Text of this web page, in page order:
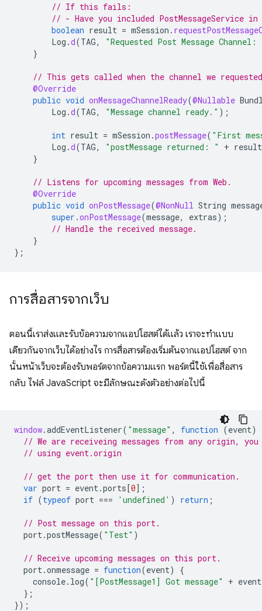
// If this fails:
// - Have you included PostMessageService
boolean result = mSession .
Log .d(TAG,
"Requested Post Message
}
// This gets called when the channel we
@Override
public void onMessageChannelReady(@Nullable
Log .d(TAG, "Message channel ready." );
int result = mSession .postMessage( "First
Log .d(TAG, "postMessage returned: " + result
}
// Listens for upcoming messages from Web.
@Override
public void onPostMessage(@NonNull String
super .onPostMessage(message, extras);
// Handle the received message.
}
};
การสื่อสารจากเว็บ
ตอนนี้เราส่งและรับข้อความจากแอปโฮสต์ได้แล้ว เราจะทำแบบ
เดียวกันจากเว็บได้อย่างไร การสื่อสารต้องเริ่มต้นจากแอปโฮสต์ จาก
นั้นหน้าเว็บจะต้องรับพอร์ตจากข้อความแรก พอร์ตนี้ใช้เพื่อสื่อสาร
กลับ ไฟล์ JavaScript จะมีลักษณะดังตัวอย่างต่อไปนี้
window.addEventListener( "message" , function (event)
// We are receiveing messages from any origin,
// using event.origin
// get the port then use it for communication.
var port = event.ports[0];
if (typeof port === 'undefined' ) return ;
// Post message on this port.
port.postMessage( "Test" )
// Receive upcoming messages on this port.
port.onmessage = function(event)
{
console. log( "[PostMessage1] Got message" + event
};
});